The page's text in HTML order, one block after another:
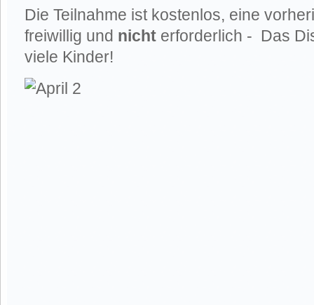
Die Teilnahme ist kostenlos, eine
freiwillig und nicht erforderlich - Das
viele Kinder!